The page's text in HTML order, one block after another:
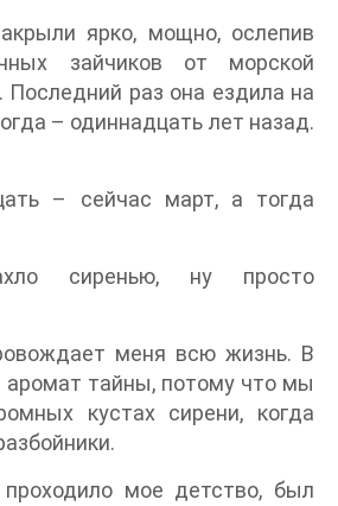
ярко, мощно, ослепив
зайчиков от морской
Последний раз она ездила на
– одиннадцать лет назад.
– сейчас март, а тогда
сиренью, ну просто
меня всю жизнь. В
аромат тайны, потому что мы
кустах сирени, когда
мое детство, был